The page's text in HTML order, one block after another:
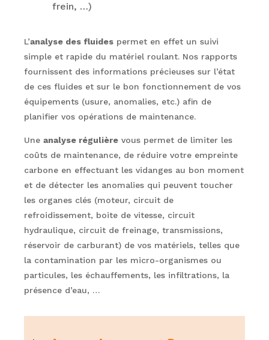
frein, …)
L’analyse des fluides permet en effet un suivi
simple et rapide du matériel roulant. Nos rapports
fournissent des informations précieuses sur l’état
de ces fluides et sur le bon fonctionnement de vos
équipements (usure, anomalies, etc.) afin de
planifier vos opérations de maintenance.
Une analyse régulière vous permet de limiter les
coûts de maintenance, de réduire votre empreinte
carbone en effectuant les vidanges au bon moment
et de détecter les anomalies qui peuvent toucher
les organes clés (moteur, circuit de
refroidissement, boite de vitesse, circuit
hydraulique, circuit de freinage, transmissions,
réservoir de carburant) de vos matériels, telles que
la contamination par les micro-organismes ou
particules, les échauffements, les infiltrations, la
présence d’eau, …